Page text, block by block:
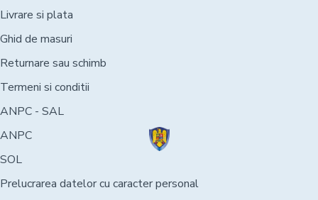
Livrare si plata
Ghid de masuri
Returnare sau schimb
Termeni si conditii
ANPC - SAL
ANPC
SOL
Prelucrarea datelor cu caracter personal